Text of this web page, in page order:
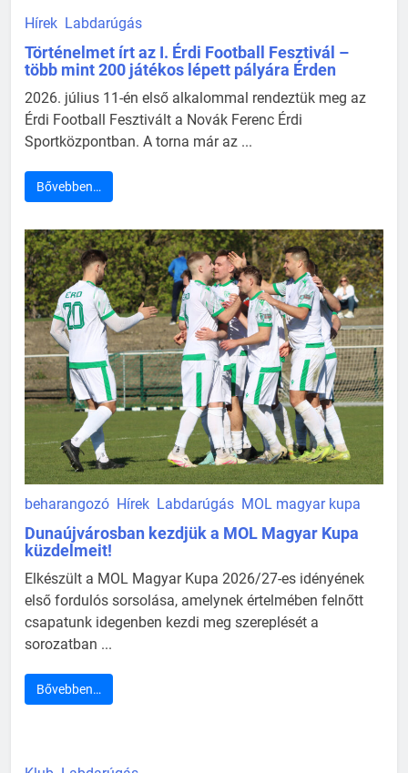
Hírek Labdarúgás
Történelmet írt az I. Érdi Football Fesztivál –
több mint 200 játékos lépett pályára Érden
2026. július 11-én első alkalommal rendeztük meg az
Érdi Football Fesztivált a Novák Ferenc Érdi
Sportközpontban. A torna már az ...
Bővebben…
beharangozó Hírek Labdarúgás MOL magyar kupa
Dunaújvárosban kezdjük a MOL Magyar Kupa
küzdelmeit!
Elkészült a MOL Magyar Kupa 2026/27-es idényének
első fordulós sorsolása, amelynek értelmében felnőtt
csapatunk idegenben kezdi meg szereplését a
sorozatban ...
Bővebben…